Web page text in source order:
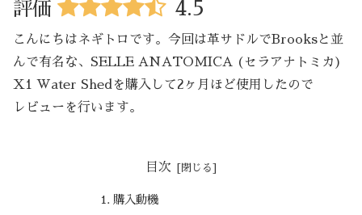
評価 4.5
こんにちはネギトロです。今回は革サドルでBrooksと並
んで有名な、SELLE ANATOMICA (セラアナトミカ)
X1 Water Shedを購入して2ヶ月ほど使用したので
レビューを行います。
目次
購入動機